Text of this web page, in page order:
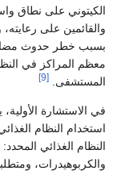
الكيتوني على نطاق
والقائمين على
بسبب خطر حدوث
معظم المراكز في
المستشفى.
[9]
في الاستشارة
استخدام النظام
النظام الغذائي
والكربوهيدرات،